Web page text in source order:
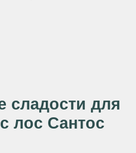
сладости для
лос Сантос